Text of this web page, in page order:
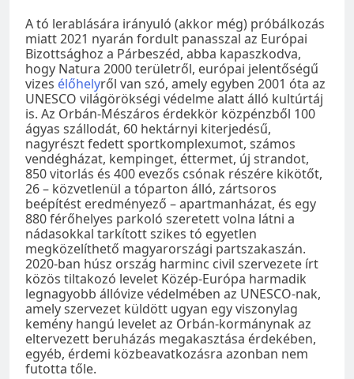
A tó lerablására irányuló (akkor még) próbálkozás
miatt 2021 nyarán fordult panasszal az Európai
Bizottsághoz a Párbeszéd, abba kapaszkodva,
hogy Natura 2000 területről, európai jelentőségű
vizes élőhelyről van szó, amely egyben 2001 óta az
UNESCO világörökségi védelme alatt álló kultúrtáj
is. Az Orbán-Mészáros érdekkör közpénzből 100
ágyas szállodát, 60 hektárnyi kiterjedésű,
nagyrészt fedett sportkomplexumot, számos
vendégházat, kempinget, éttermet, új strandot,
850 vitorlás és 400 evezős csónak részére kikötőt,
26 – közvetlenül a tóparton álló, zártsoros
beépítést eredményező – apartmanházat, és egy
880 férőhelyes parkoló szeretett volna látni a
nádasokkal tarkított szikes tó egyetlen
megközelíthető magyarországi partszakaszán.
2020-ban húsz ország harminc civil szervezete írt
közös tiltakozó levelet Közép-Európa harmadik
legnagyobb állóvize védelmében az UNESCO-nak,
amely szervezet küldött ugyan egy viszonylag
kemény hangú levelet az Orbán-kormánynak az
eltervezett beruházás megakasztása érdekében,
egyéb, érdemi közbeavatkozásra azonban nem
futotta tőle.